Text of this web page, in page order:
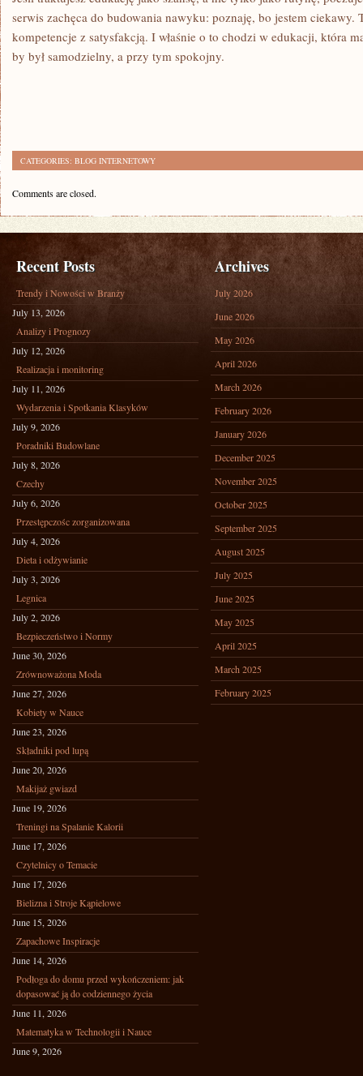
serwis zachęca do budowania nawyku: poznaję, bo jestem ciekawy.
kompetencje z satysfakcją. I właśnie o to chodzi w edukacji, która
by był samodzielny, a przy tym spokojny.
CATEGORIES: BLOG INTERNETOWY
Comments are closed.
Recent Posts
Trendy i Nowości w Branży
July 13, 2026
Analizy i Prognozy
July 12, 2026
Realizacja i monitoring
July 11, 2026
Wydarzenia i Spotkania Klasyków
July 9, 2026
Poradniki Budowlane
July 8, 2026
Czechy
July 6, 2026
Przestępczośc zorganizowana
July 4, 2026
Dieta i odżywianie
July 3, 2026
Legnica
July 2, 2026
Bezpieczeństwo i Normy
June 30, 2026
Zrównoważona Moda
June 27, 2026
Kobiety w Nauce
June 23, 2026
Składniki pod lupą
June 20, 2026
Makijaż gwiazd
June 19, 2026
Treningi na Spalanie Kalorii
June 17, 2026
Czytelnicy o Temacie
June 17, 2026
Bielizna i Stroje Kąpielowe
June 15, 2026
Zapachowe Inspiracje
June 14, 2026
Podłoga do domu przed wykończeniem: jak
dopasować ją do codziennego życia
June 11, 2026
Matematyka w Technologii i Nauce
June 9, 2026
Archives
July 2026
June 2026
May 2026
April 2026
March 2026
February 2026
January 2026
December 2025
November 2025
October 2025
September 2025
August 2025
July 2025
June 2025
May 2025
April 2025
March 2025
February 2025